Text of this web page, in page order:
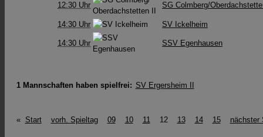
12:30 Uhr SG Colmberg/​
14:30 Uhr SV Ickelheim
14:30 Uhr SSV Egenhausen
1 Mannschaften haben spielfrei: SV Ergersheim II
« Start vorh. Spieltag 09 10 1112 13 14 15 nächster